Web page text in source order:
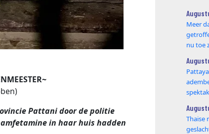
Pattani door de politie
in haar huis hadden
Meer
nu toe
Thaise